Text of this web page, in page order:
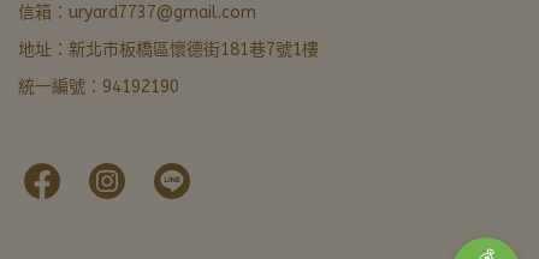
信箱：uryard7737@gmail.com
地址：新北市板橋區懷德街181巷7號1樓
統一編號：94192190
最快回覆